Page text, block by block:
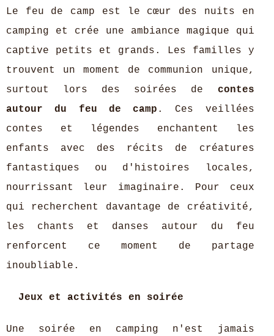
Le feu de camp est le cœur des nuits en
camping et crée une ambiance magique qui
captive petits et grands. Les familles y
trouvent un moment de communion unique,
surtout lors des soirées de contes
autour du feu de camp . Ces veillées
contes et légendes enchantent les
enfants avec des récits de créatures
fantastiques ou d'histoires locales,
nourrissant leur imaginaire. Pour ceux
qui recherchent davantage de créativité,
les chants et danses autour du feu
renforcent ce moment de partage
inoubliable.
Jeux et activités en soirée
Une soirée en camping n'est jamais